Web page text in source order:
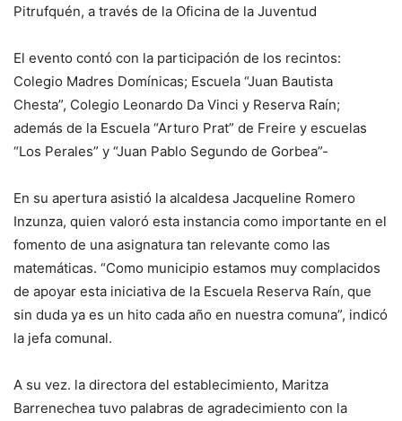
Pitrufquén, a través de la Oficina de la Juventud
El evento contó con la participación de los recintos:
Colegio Madres Domínicas; Escuela “Juan Bautista
Chesta”, Colegio Leonardo Da Vinci y Reserva Raín;
además de la Escuela “Arturo Prat” de Freire y escuelas
“Los Perales” y “Juan Pablo Segundo de Gorbea”-
En su apertura asistió la alcaldesa Jacqueline Romero
Inzunza, quien valoró esta instancia como importante en el
fomento de una asignatura tan relevante como las
matemáticas. “Como municipio estamos muy complacidos
de apoyar esta iniciativa de la Escuela Reserva Raín, que
sin duda ya es un hito cada año en nuestra comuna”, indicó
la jefa comunal.
A su vez. la directora del establecimiento, Maritza
Barrenechea tuvo palabras de agradecimiento con la